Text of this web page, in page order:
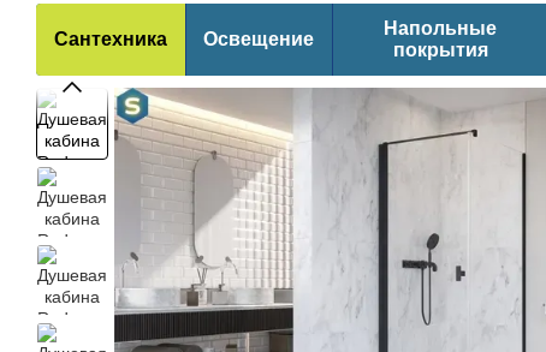
Сантехника Освещение
Напольные
покрытия